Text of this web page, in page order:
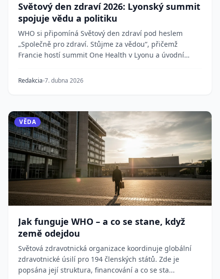
Světový den zdraví 2026: Lyonský summit
spojuje vědu a politiku
WHO si připomíná Světový den zdraví pod heslem
„Společně pro zdraví. Stůjme za vědou“, přičemž
Francie hostí summit One Health v Lyonu a úvodní
Redakcia 7. dubna 2026
VĚDA
Jak funguje WHO – a co se stane, když
země odejdou
Světová zdravotnická organizace koordinuje globální
zdravotnické úsilí pro 194 členských států. Zde je
popsána její struktura, financování a co se sta...